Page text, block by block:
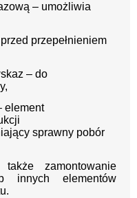
– umożliwia
przepełnieniem
– do
element
sprawny pobór
zamontowanie
innych elementów